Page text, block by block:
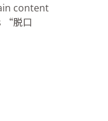
content
“脱口